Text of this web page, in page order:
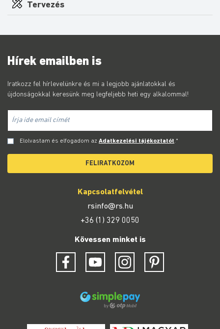
Tervezés
Hírek emailben is
Iratkozz fel hírlevelünkre és mi a legjobb ajánlatokkal és
újdonságokkal keresünk meg legfeljebb heti egy alkalommal!
Elolvastam és elfogadom az Adatkezelési tájékoztatót.*
FELIRATKOZOM
Kapcsolatfelvétel
rsinfo@rs.hu
+36 (1) 329 0050
Kövessen minket is